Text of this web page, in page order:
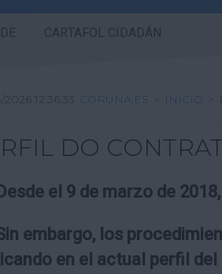
CARTAFOL CIDADÁN
2026 12:36:33 CORUNA.ES > INICIO >
DO
el 9 de marzo de
embargo, los
en el actual perfil